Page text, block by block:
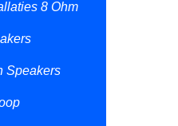
8 Ohm
Speakers